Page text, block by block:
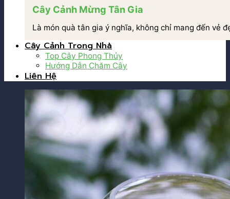
Cây Cảnh Mừng Tân Gia
Là món quà tân gia ý nghĩa, không chỉ mang đến vẻ
Cây Cảnh Trong Nhà
Top Cây Phong Thủy
Hướng Dẫn Chăm Cây
Liên Hệ